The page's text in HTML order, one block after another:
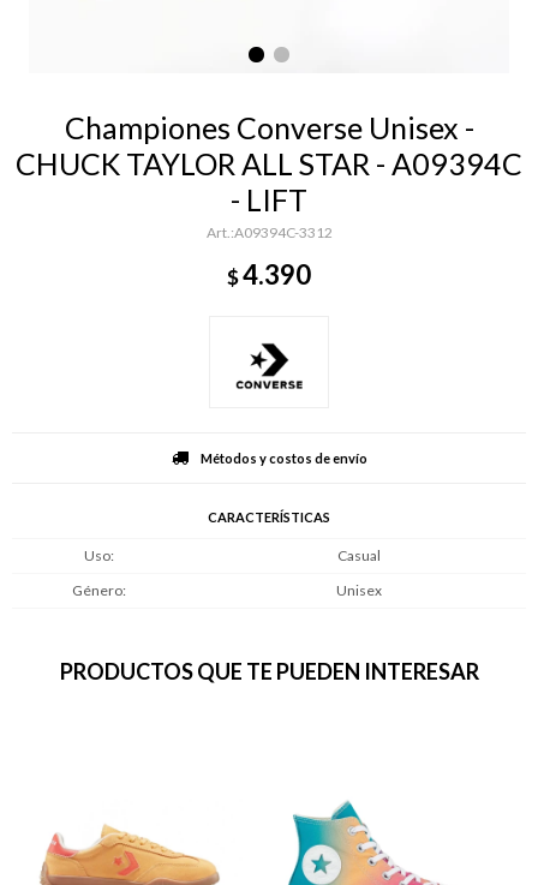
Championes Converse Unisex -
CHUCK TAYLOR ALL STAR - A09394C
- LIFT
A09394C-3312
$4.390
Métodos y costos de envío
CARACTERÍSTICAS
Uso
Casual
Género
Unisex
PRODUCTOS QUE TE PUEDEN INTERESAR